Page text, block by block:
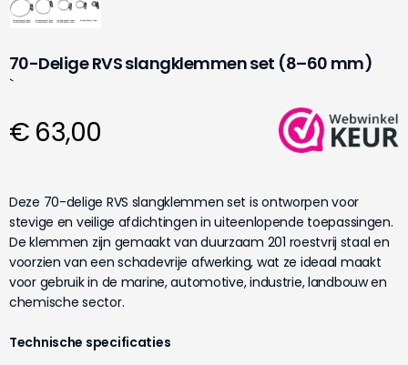
70-Delige RVS slangklemmen set (8–60 mm)
`
€ 63,00
Deze 70-delige RVS slangklemmen set is ontworpen voor
stevige en veilige afdichtingen in uiteenlopende toepassingen.
De klemmen zijn gemaakt van duurzaam 201 roestvrij staal en
voorzien van een schadevrije afwerking, wat ze ideaal maakt
voor gebruik in de marine, automotive, industrie, landbouw en
chemische sector.
Technische specificaties